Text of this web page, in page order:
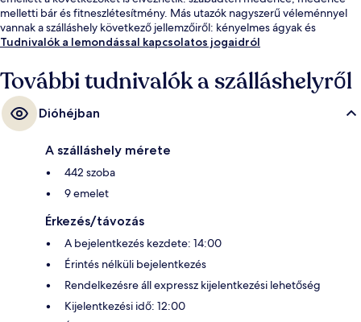
melletti bár és fitneszlétesítmény. Más utazók nagyszerű véleménnyel
vannak a szálláshely következő jellemzőiről: kényelmes ágyak és
segítőkész személyzet.
Tudnivalók a lemondással kapcsolatos jogaidról
További tudnivalók a szálláshelyről
Dióhéjban
A szálláshely mérete
442 szoba
9 emelet
Érkezés/távozás
A bejelentkezés kezdete: 14:00
Érintés nélküli bejelentkezés
Rendelkezésre áll expressz kijelentkezési lehetőség
Kijelentkezési idő: 12:00